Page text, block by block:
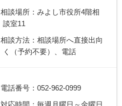
相談場所：みよし市役所4階相
談室11
相談方法：相談場所へ直接出向
く（予約不要）、電話
電話番号：052-962-0999
対応時間：毎週月曜日～金曜日